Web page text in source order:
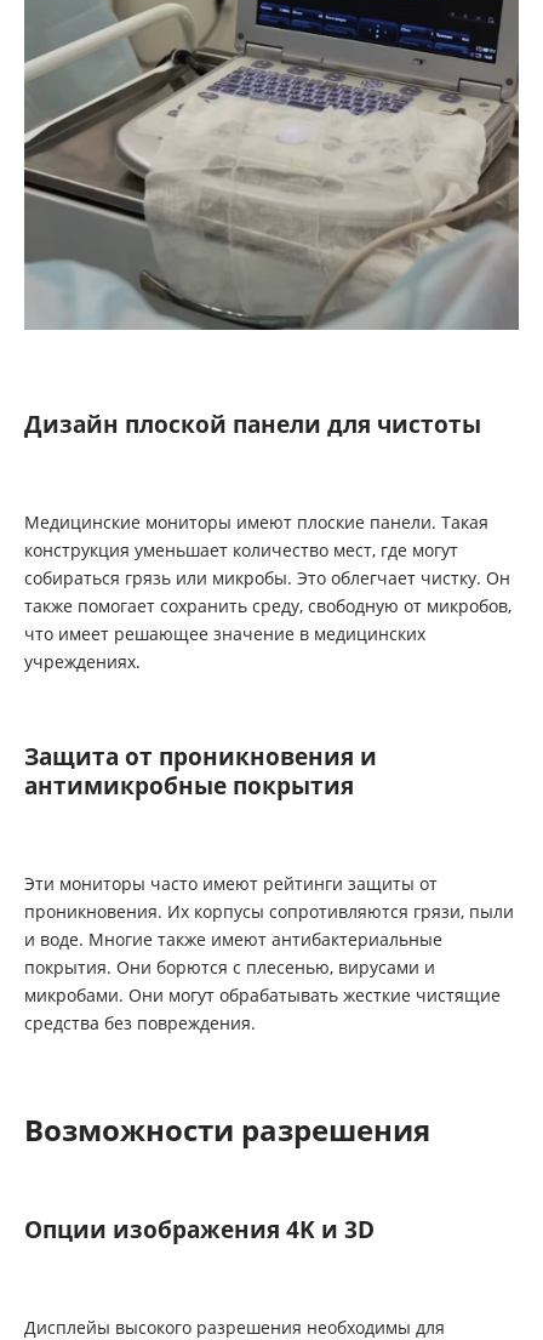
Дизайн плоской панели для чистоты
Медицинские мониторы имеют плоские панели. Такая
конструкция уменьшает количество мест, где могут
собираться грязь или микробы. Это облегчает чистку. Он
также помогает сохранить среду, свободную от микробов,
что имеет решающее значение в медицинских
учреждениях.
Защита от проникновения и
антимикробные покрытия
Эти мониторы часто имеют рейтинги защиты от
проникновения. Их корпусы сопротивляются грязи, пыли
и воде. Многие также имеют антибактериальные
покрытия. Они борются с плесенью, вирусами и
микробами. Они могут обрабатывать жесткие чистящие
средства без повреждения.
Возможности разрешения
Опции изображения 4K и 3D
Дисплейы высокого разрешения необходимы для